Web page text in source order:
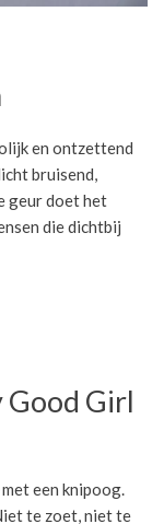
en ontzettend
bruisend,
geur doet het
die dichtbij
Good Girl
met een knipoog.
te zoet, niet te